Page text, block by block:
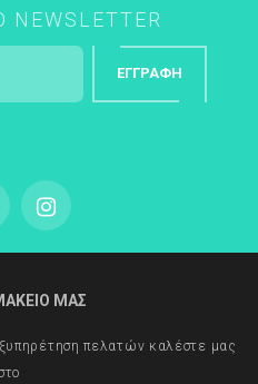
ΕΓΓΡΑΦΉ
ΜΑΣ
πελατών καλέστε μας